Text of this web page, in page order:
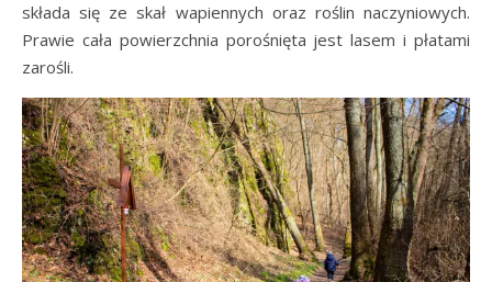
składa się ze skał wapiennych oraz roślin naczyniowych.
Prawie cała powierzchnia porośnięta jest lasem i płatami
zarośli.